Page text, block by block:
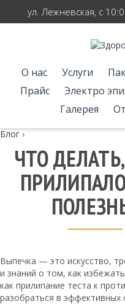
ул. Лежневская, с
О нас Услуги
Прайс
Электро
Галерея
Блог ›
ЧТО
Выпечка — это искусство,
и знаний о том, как
как прилипание теста к
разобраться в эффективных